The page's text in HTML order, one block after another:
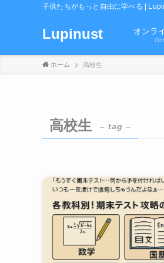
子供たちがもっと自由に学べる |
Lupinust オンラ
ホーム 高校生
高校生 – tag –